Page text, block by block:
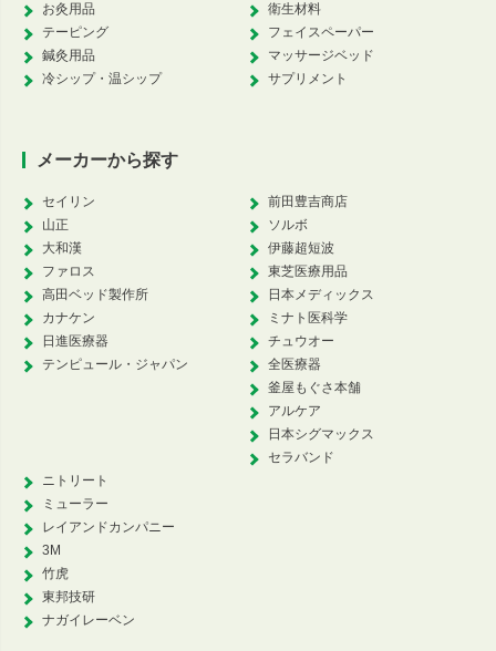
お灸用品
テーピング
鍼灸用品
冷シップ・温シップ
衛生材料
フェイスペーパー
マッサージベッド
サプリメント
メーカーから探す
セイリン
山正
大和漢
ファロス
高田ベッド製作所
カナケン
日進医療器
テンピュール・ジャパン
前田豊吉商店
ソルボ
伊藤超短波
東芝医療用品
日本メディックス
ミナト医科学
チュウオー
全医療器
釜屋もぐさ本舗
アルケア
日本シグマックス
セラバンド
ニトリート
ミューラー
レイアンドカンパニー
3M
竹虎
東邦技研
ナガイレーベン